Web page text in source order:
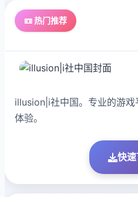
📼 热门推荐
illusion|i社中国。专业的游
体验。
快